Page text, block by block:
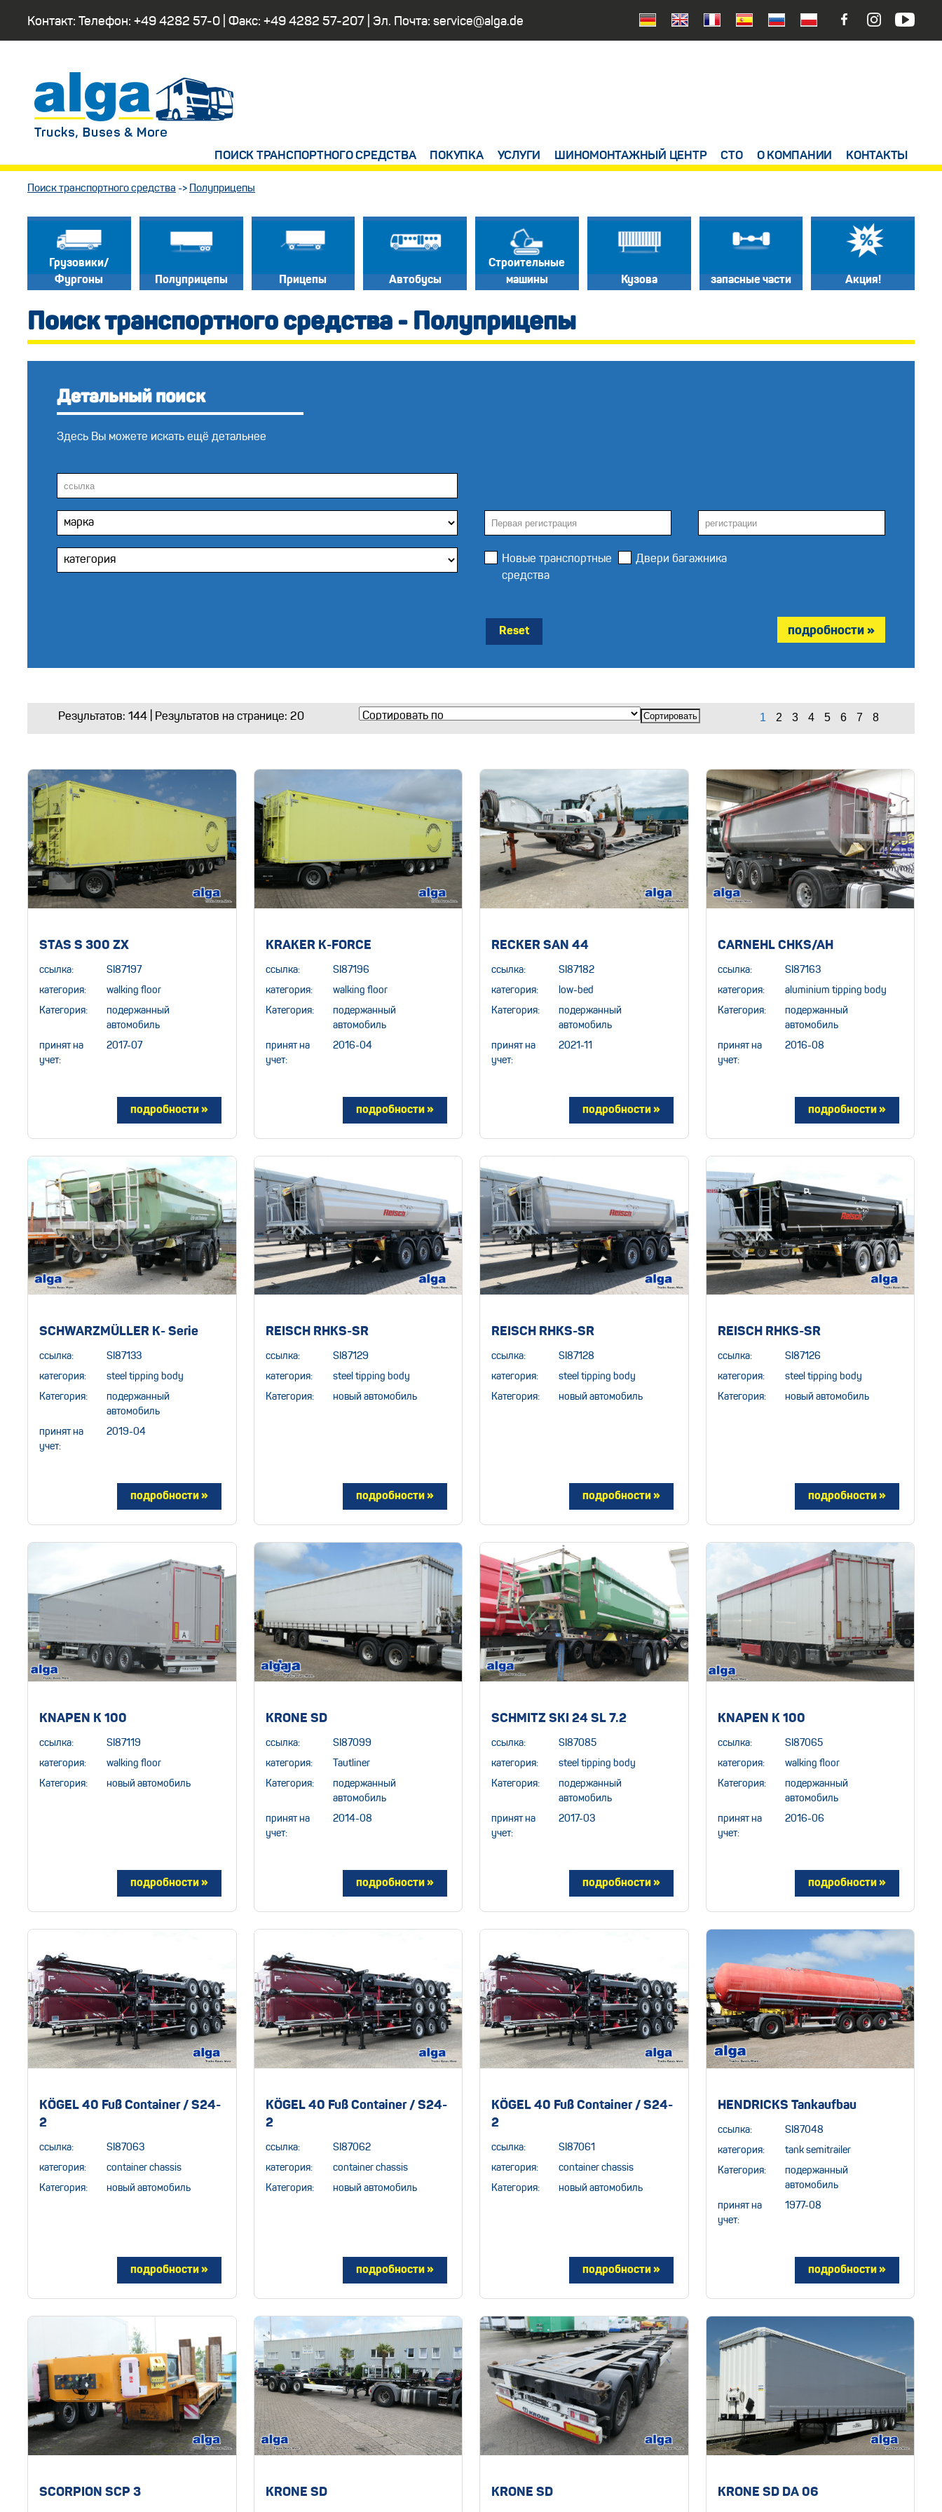
Контакт: Телефон: +49 4282 57-0 | Факс: +49 4282 57-207 | Эл. Почта: service@alga.de
ПОИСК ТРАНСПОРТНОГО СРЕДСТВА ПОКУПКА УСЛУГИ ШИНОМОНТАЖНЫЙ ЦЕНТР СТО О КОМПАНИИ КОНТАКТЫ
Поиск транспортного средства -> Полуприцепы
Грузовики/
Фургоны
Полуприцепы Прицепы Автобусы
Строительные
машины
Кузова запасные части Акция!
Поиск транспортного средства - Полуприцепы
Детальный поиск
Здесь Вы можете искать ещё детальнее
Новые транспортные
средства
Двери багажника
Reset
Результатов: 144 | Результатов на странице: 20
STAS S 300 ZX
ссылка: SI87197
категория: walking floor
Категория:
подержанный
автомобиль
принят на
учет:
2017-07
KRAKER K-FORCE
ссылка: SI87196
категория: walking floor
Категория:
подержанный
автомобиль
принят на
учет:
2016-04
RECKER SAN 44
ссылка: SI87182
категория: low-bed
Категория:
подержанный
автомобиль
принят на
учет:
2021-11
CARNEHL CHKS/AH
ссылка: SI87163
категория: aluminium tipping body
Категория:
подержанный
автомобиль
принят на
учет:
2016-08
SCHWARZMÜLLER K- Serie
ссылка: SI87133
категория: steel tipping body
Категория:
подержанный
автомобиль
принят на
учет:
2019-04
REISCH RHKS-SR
ссылка: SI87129
категория: steel tipping body
Категория: новый автомобиль
REISCH RHKS-SR
ссылка: SI87128
категория: steel tipping body
Категория: новый автомобиль
REISCH RHKS-SR
ссылка: SI87126
категория: steel tipping body
Категория: новый автомобиль
KNAPEN K 100
ссылка: SI87119
категория: walking floor
Категория: новый автомобиль
KRONE SD
ссылка: SI87099
категория: Tautliner
Категория:
подержанный
автомобиль
принят на
учет:
2014-08
SCHMITZ SKI 24 SL 7.2
ссылка: SI87085
категория: steel tipping body
Категория:
подержанный
автомобиль
принят на
учет:
2017-03
KNAPEN K 100
ссылка: SI87065
категория: walking floor
Категория:
подержанный
автомобиль
принят на
учет:
2016-06
KÖGEL 40 Fuß Container / S24-
2
ссылка: SI87063
категория: container chassis
Категория: новый автомобиль
KÖGEL 40 Fuß Container / S24-
2
ссылка: SI87062
категория: container chassis
Категория: новый автомобиль
KÖGEL 40 Fuß Container / S24-
2
ссылка: SI87061
категория: container chassis
Категория: новый автомобиль
HENDRICKS Tankaufbau
ссылка: SI87048
категория: tank semitrailer
Категория:
подержанный
автомобиль
принят на
учет:
1977-08
SCORPION SCP 3 KRONE SD KRONE SD KRONE SD DA 06